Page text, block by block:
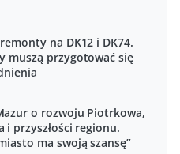
na DK12 i DK74.
muszą przygotować się
o rozwoju Piotrkowa,
i przyszłości regionu.
ma swoją szansę”